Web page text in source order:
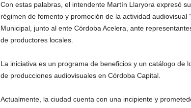
Con estas palabras, el intendente Martín Llaryora expresó
régimen de fomento y promoción de la actividad audiovisual
Municipal, junto al ente Córdoba Acelera, ante
de productores locales.
La iniciativa es un programa de beneficios y un catálogo de
de producciones audiovisuales en Córdoba Capital.
Actualmente, la ciudad cuenta con una incipiente y